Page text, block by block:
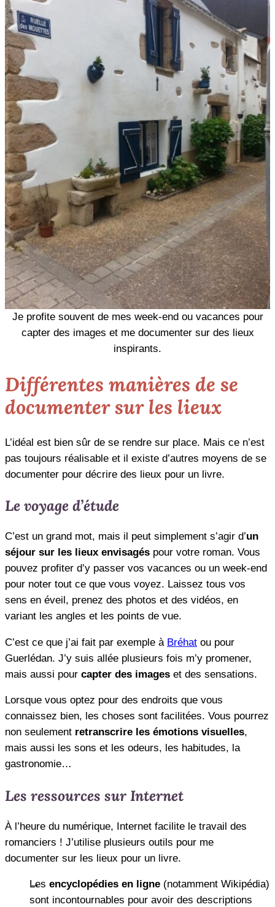
Je profite souvent de mes week-end ou vacances pour
capter des images et me documenter sur des lieux
inspirants.
Différentes manières de se
documenter sur les lieux
L’idéal est bien sûr de se rendre sur place. Mais ce n’est
pas toujours réalisable et il existe d’autres moyens de se
documenter pour décrire des lieux pour un livre.
Le voyage d’étude
C’est un grand mot, mais il peut simplement s’agir d’un
séjour sur les lieux envisagés pour votre roman. Vous
pouvez profiter d’y passer vos vacances ou un week-end
pour noter tout ce que vous voyez. Laissez tous vos
sens en éveil, prenez des photos et des vidéos, en
variant les angles et les points de vue.
C’est ce que j’ai fait par exemple à Bréhat ou pour
Guerlédan. J’y suis allée plusieurs fois m’y promener,
mais aussi pour capter des images et des sensations.
Lorsque vous optez pour des endroits que vous
connaissez bien, les choses sont facilitées. Vous pourrez
non seulement retranscrire les émotions visuelles,
mais aussi les sons et les odeurs, les habitudes, la
gastronomie…
Les ressources sur Internet
À l’heure du numérique, Internet facilite le travail des
romanciers ! J’utilise plusieurs outils pour me
documenter sur les lieux pour un livre.
Les encyclopédies en ligne (notamment Wikipédia)
sont incontournables pour avoir des descriptions